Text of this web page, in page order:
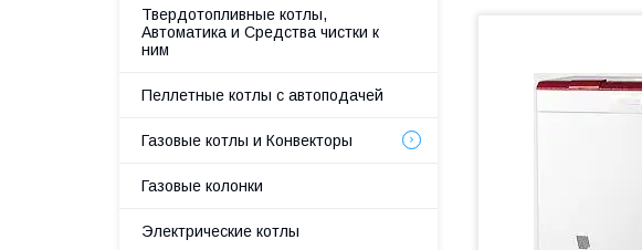
Твердотопливные котлы,
Автоматика и Средства чистки к
ним
Пеллетные котлы с автоподачей
Газовые котлы и Конвекторы
Газовые колонки
Электрические котлы